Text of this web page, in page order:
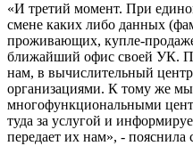
«И третий момент. При
смене каких либо данных
проживающих, купле-продаже
ближайший офис своей УК.
нам, в вычислительный
организациями. К тому же
многофункциональными
туда за услугой и
передает их нам», - пояснила